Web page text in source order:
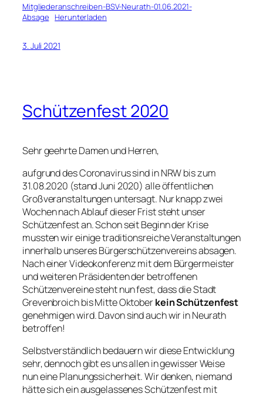
Mitgliederanschreiben-BSV-Neurath-01.06.2021-
Absage Herunterladen
3. Juli 2021
Schützenfest 2020
Sehr geehrte Damen und Herren,
aufgrund des Coronavirus sind in NRW bis zum
31.08.2020 (stand Juni 2020) alle öffentlichen
Großveranstaltungen untersagt. Nur knapp zwei
Wochen nach Ablauf dieser Frist steht unser
Schützenfest an. Schon seit Beginn der Krise
mussten wir einige traditionsreiche Veranstaltungen
innerhalb unseres Bürgerschützenvereins absagen.
Nach einer Videokonferenz mit dem Bürgermeister
und weiteren Präsidenten der betroffenen
Schützenvereine steht nun fest, dass die Stadt
Grevenbroich bis Mitte Oktoberkein Schützenfest
genehmigen wird. Davon sind auch wir in Neurath
betroffen!
Selbstverständlich bedauern wir diese Entwicklung
sehr, dennoch gibt es uns allen in gewisser Weise
nun eine Planungssicherheit. Wir denken, niemand
hätte sich ein ausgelassenes Schützenfest mit